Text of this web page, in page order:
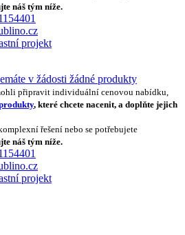
náš tým níže.
projekt
v žádosti žádné produkty
připravit individuální cenovou nabídku,
, které chcete nacenit, a doplňte jejich
řešení nebo se potřebujete
náš tým níže.
projekt